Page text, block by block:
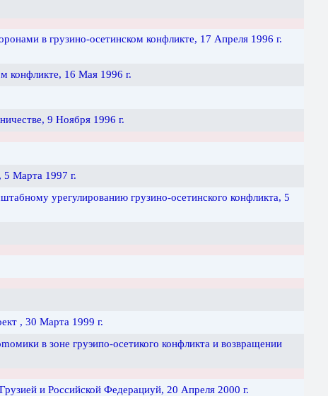
в грузино-осетинском конфликте, 17 Апреля 1996 г.
конфликте, 16 Мая 1996 г.
9 Ноября 1996 г.
5 Марта 1997 г.
урегулированию грузино-осетинского конфликта, 5
, 30 Марта 1999 г.
в зоне груэипо-осетикого конфликта и возвращении
и Российской Федерациуй, 20 Апреля 2000 г.